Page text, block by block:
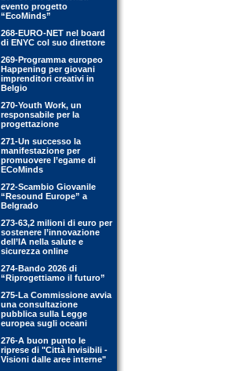
evento progetto
“EcoMinds”
268-EURO-NET nel board
di ENYC col suo direttore
269-Programma europeo
Happening per giovani
imprenditori creativi in
Belgio
270-Youth Work, un
responsabile per la
progettazione
271-Un successo la
manifestazione per
promuovere l’egame di
ECoMinds
272-Scambio Giovanile
“Resound Europe” a
Belgrado
273-63,2 milioni di euro per
sostenere l’innovazione
dell’IA nella salute e
sicurezza online
274-Bando 2026 di
“Riprogettiamo il futuro”
275-La Commissione avvia
una consultazione
pubblica sulla Legge
europea sugli oceani
276-A buon punto le
riprese di "Città Invisibili -
Visioni dalle aree interne"